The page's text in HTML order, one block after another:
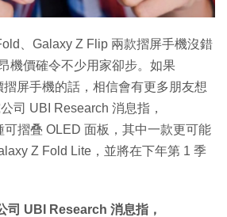
、Galaxy Z Flip 兩款摺屏手機沒錯
機價確令不少用家卻步。如果
屏手機的話，相信會有更多朋友想
司 UBI Research 消息指，
可摺叠 OLED 面板，其中一款更可能
Z Fold Lite，並將在下年第 1 季
司 UBI Research 消息指，